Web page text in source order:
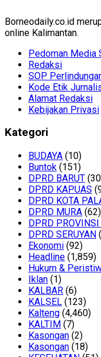
Borneodaily.co.id
online Kalimantan.
Pedoman Media
Redaksi
SOP
Kode Etik
Alamat Redaksi
Kebijakan Privasi
Kategori
BUDAYA (10)
Buntok (151)
DPRD BARUT
DPRD KAPUAS
DPRD KOTA
DPRD MURA (62)
DPRD PROVINSI
DPRD SERUYAN
Ekonomi (92)
Headline (1,859)
Hukum &
Iklan (1)
KALBAR (6)
KALSEL (123)
Kalteng (4,460)
KALTIM (7)
Kasongan (2)
Kasongan (18)